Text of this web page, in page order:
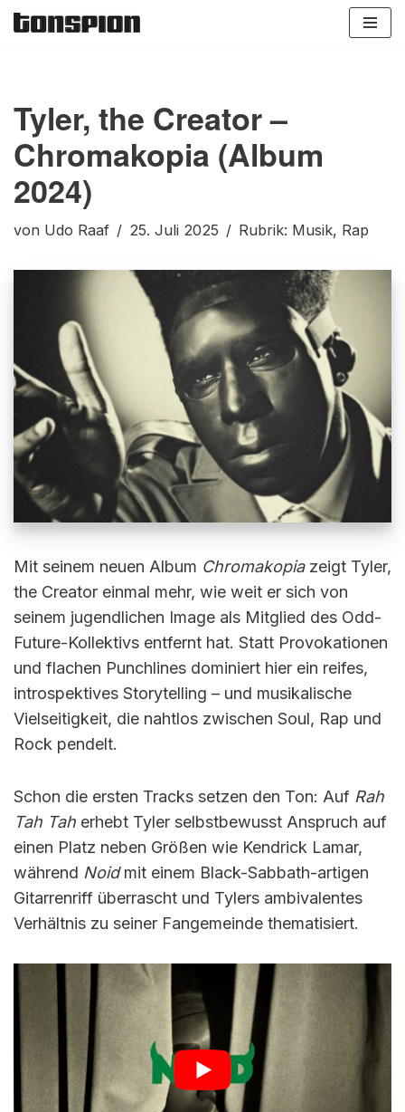
Tyler, the Creator –
Chromakopia (Album
2024)
von Udo Raaf 25. Juli 2025 Rubrik: Musik, Rap
Mit seinem neuen Album Chromakopiazeigt Tyler,
the Creator einmal mehr, wie weit er sich von
seinem jugendlichen Image als Mitglied des Odd-
Future-Kollektivs entfernt hat. Statt Provokationen
und flachen Punchlines dominiert hier ein reifes,
introspektives Storytelling – und musikalische
Vielseitigkeit, die nahtlos zwischen Soul, Rap und
Rock pendelt.
Schon die ersten Tracks setzen den Ton: Auf Rah
Tah Tah erhebt Tyler selbstbewusst Anspruch auf
einen Platz neben Größen wie Kendrick Lamar,
während Noidmit einem Black-Sabbath-artigen
Gitarrenriff überrascht und Tylers ambivalentes
Verhältnis zu seiner Fangemeinde thematisiert.